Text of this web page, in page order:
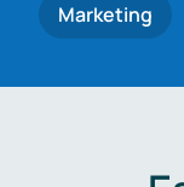
Marketing